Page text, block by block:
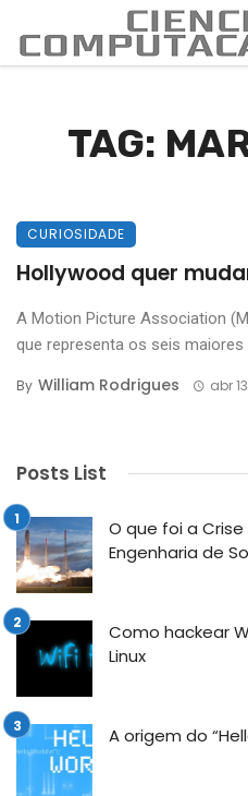
TAG:
CURIOSIDADE
Hollywood quer
A Motion Picture Association
que representa os seis maiores
By William Rodrigues abr
Posts List
O que foi a
Engenharia de
Como hackear
Linux
A origem do